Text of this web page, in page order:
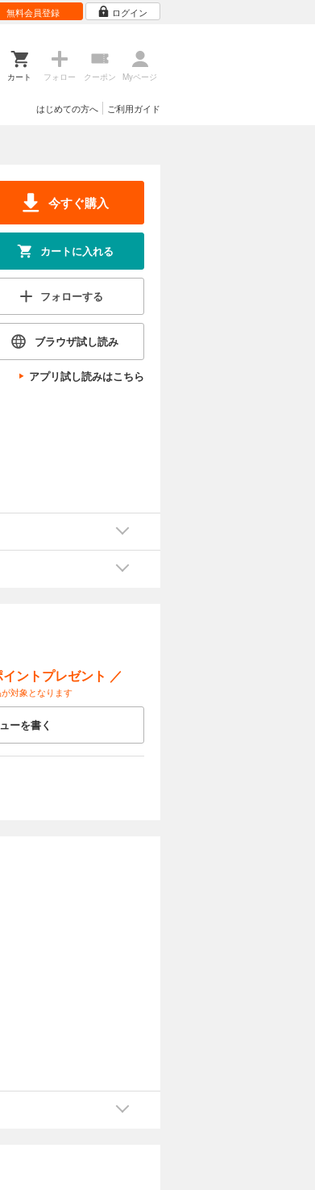
無料会員登録 ログイン
カート フォロー クーポン Myページ
ご利用ガイド
はじめての方へ
今すぐ購入
カートに入れる
フォローする
ブラウザ試し読み
アプリ試し読みはこちら
ントプレゼント ／
対象となります
ーを書く